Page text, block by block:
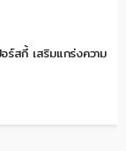
ร์สกี้ เสริมแกร่งความ